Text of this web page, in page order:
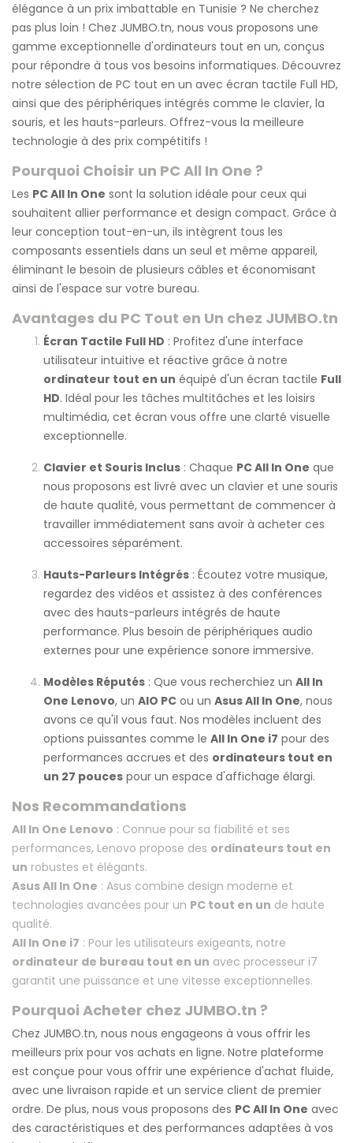
élégance à un prix imbattable en Tunisie ? Ne cherchez
pas plus loin ! Chez JUMBO.tn, nous vous proposons une
gamme exceptionnelle d'ordinateurs tout en un, conçus
pour répondre à tous vos besoins informatiques. Découvrez
notre sélection de PC tout en un avec écran tactile Full HD,
ainsi que des périphériques intégrés comme le clavier, la
souris, et les hauts-parleurs. Offrez-vous la meilleure
technologie à des prix compétitifs !
Pourquoi Choisir un PC All In One ?
Les PC All In One sont la solution idéale pour ceux qui
souhaitent allier performance et design compact. Grâce à
leur conception tout-en-un, ils intègrent tous les
composants essentiels dans un seul et même appareil,
éliminant le besoin de plusieurs câbles et économisant
ainsi de l'espace sur votre bureau.
Avantages du PC Tout en Un chez JUMBO.tn
Écran Tactile Full HD : Profitez d'une interface
utilisateur intuitive et réactive grâce à notre
ordinateur tout en un équipé d'un écran tactile Full
HD. Idéal pour les tâches multitâches et les loisirs
multimédia, cet écran vous offre une clarté visuelle
exceptionnelle.
Clavier et Souris Inclus : Chaque PC All In One que
nous proposons est livré avec un clavier et une souris
de haute qualité, vous permettant de commencer à
travailler immédiatement sans avoir à acheter ces
accessoires séparément.
Hauts-Parleurs Intégrés : Écoutez votre musique,
regardez des vidéos et assistez à des conférences
avec des hauts-parleurs intégrés de haute
performance. Plus besoin de périphériques audio
externes pour une expérience sonore immersive.
Modèles Réputés : Que vous recherchiez un All In
One Lenovo, un AIO PC ou un Asus All In One, nous
avons ce qu'il vous faut. Nos modèles incluent des
options puissantes comme le All In One i7 pour des
performances accrues et des ordinateurs tout en
un 27 pouces pour un espace d'affichage élargi.
Nos Recommandations
All In One Lenovo : Connue pour sa fiabilité et ses
performances, Lenovo propose des ordinateurs tout en
un robustes et élégants.
Asus All In One : Asus combine design moderne et
technologies avancées pour un PC tout en un de haute
qualité.
All In One i7 : Pour les utilisateurs exigeants, notre
ordinateur de bureau tout en un avec processeur i7
garantit une puissance et une vitesse exceptionnelles.
Pourquoi Acheter chez JUMBO.tn ?
Chez JUMBO.tn, nous nous engageons à vous offrir les
meilleurs prix pour vos achats en ligne. Notre plateforme
est conçue pour vous offrir une expérience d'achat fluide,
avec une livraison rapide et un service client de premier
ordre. De plus, nous vous proposons des PC All In One avec
des caractéristiques et des performances adaptées à vos